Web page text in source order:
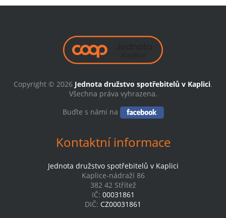
Copyright © 2026 Jednota družstvo spotřebitelů v Kaplici.
Všechna práva vyhrazena.
Buďte s námi na
Kontaktní informace
Jednota družstvo spotřebitelů v Kaplici
Kaplice-nádraží 86
382 42 Střítež
IČ: 00031861
DIČ: CZ00031861